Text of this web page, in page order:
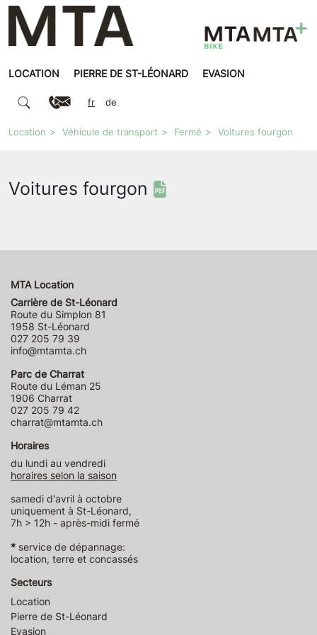
LOCATION PIERRE DE ST-LÉONARD EVASION
fr de
Location Véhicule de transport Fermé Voitures fourgon
Voitures fourgon
MTA Location
Carrière de St-Léonard
Route du Simplon 81
1958 St-Léonard
027 205 79 39
info@mtamta.ch
Parc de Charrat
Route du Léman 25
1906 Charrat
027 205 79 42
charrat@mtamta.ch
Horaires
du lundi au vendredi
horaires selon la saison
samedi d'avril à octobre
uniquement à St-Léonard,
7h > 12h - après-midi fermé
* service de dépannage:
location, terre et concassés
Secteurs
Location
Pierre de St-Léonard
Evasion